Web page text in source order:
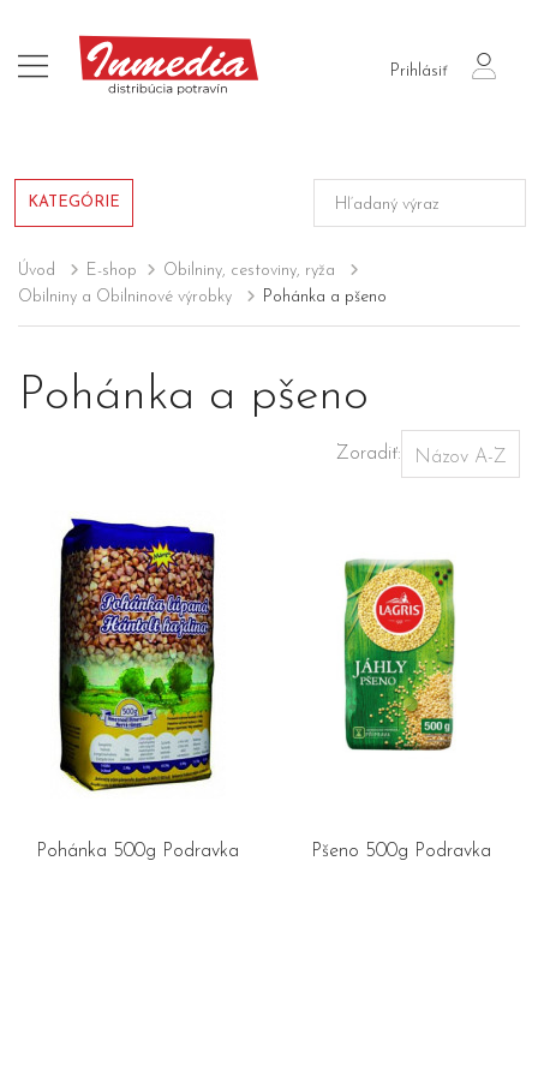
Prihlásiť
login
KATEGÓRIE
Úvod E-shop
Obilniny, cestoviny, ryža
Obilniny a Obilninové výrobky
Pohánka a pšeno
Pohánka a pšeno
Zoradiť:
Pohánka 500g Podravka Pšeno 500g Podravka